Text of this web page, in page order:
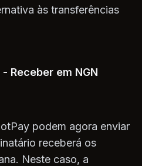
às transferências
Receber em NGN
podem agora enviar
receberá os
Neste caso, a